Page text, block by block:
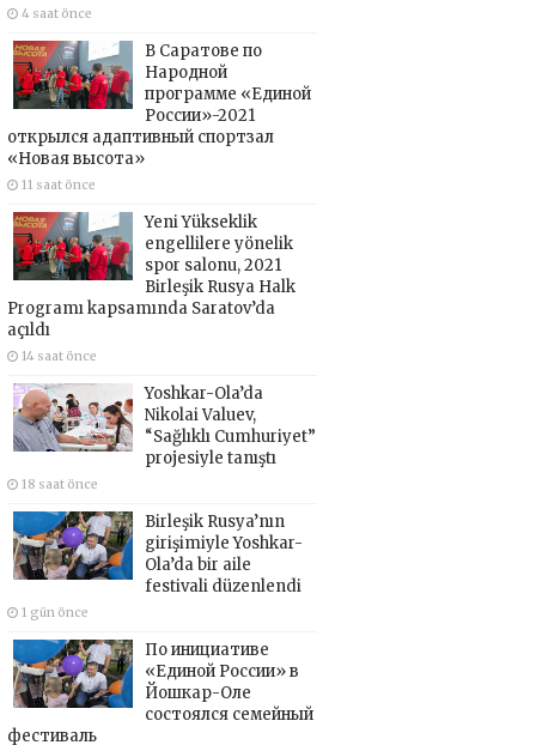
4 saat önce
В Саратове по
Народной
программе «Единой
России»-2021
открылся адаптивный спортзал
«Новая высота»
11 saat önce
Yeni Yükseklik
engellilere yönelik
spor salonu, 2021
Birleşik Rusya Halk
Programı kapsamında Saratov’da
açıldı
14 saat önce
Yoshkar-Ola’da
Nikolai Valuev,
“Sağlıklı Cumhuriyet”
projesiyle tanıştı
18 saat önce
Birleşik Rusya’nın
girişimiyle Yoshkar-
Ola’da bir aile
festivali düzenlendi
1 gün önce
По инициативе
«Единой России» в
Йошкар-Оле
состоялся семейный
фестиваль